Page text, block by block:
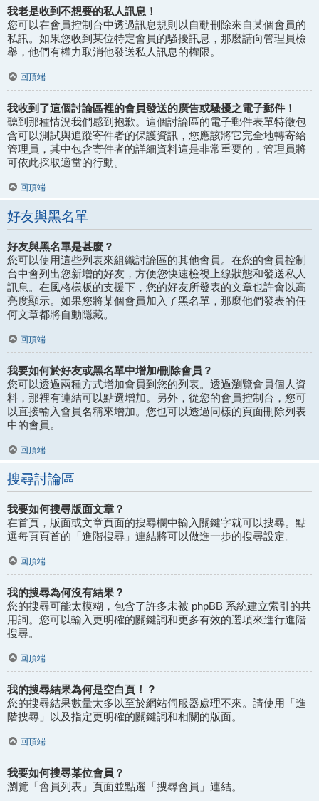
我老是收到不想要的私人訊息！
您可以在會員控制台中透過訊息規則以自動刪除來自某個會員的
私訊。如果您收到某位特定會員的騷擾訊息，那麼請向管理員檢
舉，他們有權力取消他發送私人訊息的權限。
回頂端
我收到了這個討論區裡的會員發送的廣告或騷擾之電子郵件！
聽到那種情況我們感到抱歉。這個討論區的電子郵件表單特徵包
含可以測試與追蹤寄件者的保護資訊，您應該將它完全地轉寄給
管理員，其中包含寄件者的詳細資料這是非常重要的，管理員將
可依此採取適當的行動。
回頂端
好友與黑名單
好友與黑名單是甚麼？
您可以使用這些列表來組織討論區的其他會員。在您的會員控制
台中會列出您新增的好友，方便您快速檢視上線狀態和發送私人
訊息。在風格樣板的支援下，您的好友所發表的文章也許會以高
亮度顯示。如果您將某個會員加入了黑名單，那麼他們發表的任
何文章都將自動隱藏。
回頂端
我要如何於好友或黑名單中增加/刪除會員？
您可以透過兩種方式增加會員到您的列表。透過瀏覽會員個人資
料，那裡有連結可以點選增加。另外，從您的會員控制台，您可
以直接輸入會員名稱來增加。您也可以透過同樣的頁面刪除列表
中的會員。
回頂端
搜尋討論區
我要如何搜尋版面文章？
在首頁，版面或文章頁面的搜尋欄中輸入關鍵字就可以搜尋。點
選每頁頁首的「進階搜尋」連結將可以做進一步的搜尋設定。
回頂端
我的搜尋為何沒有結果？
您的搜尋可能太模糊，包含了許多未被 phpBB 系統建立索引的共
用詞。您可以輸入更明確的關鍵詞和更多有效的選項來進行進階
搜尋。
回頂端
我的搜尋結果為何是空白頁！？
您的搜尋結果數量太多以至於網站伺服器處理不來。請使用「進
階搜尋」以及指定更明確的關鍵詞和相關的版面。
回頂端
我要如何搜尋某位會員？
瀏覽「會員列表」頁面並點選「搜尋會員」連結。